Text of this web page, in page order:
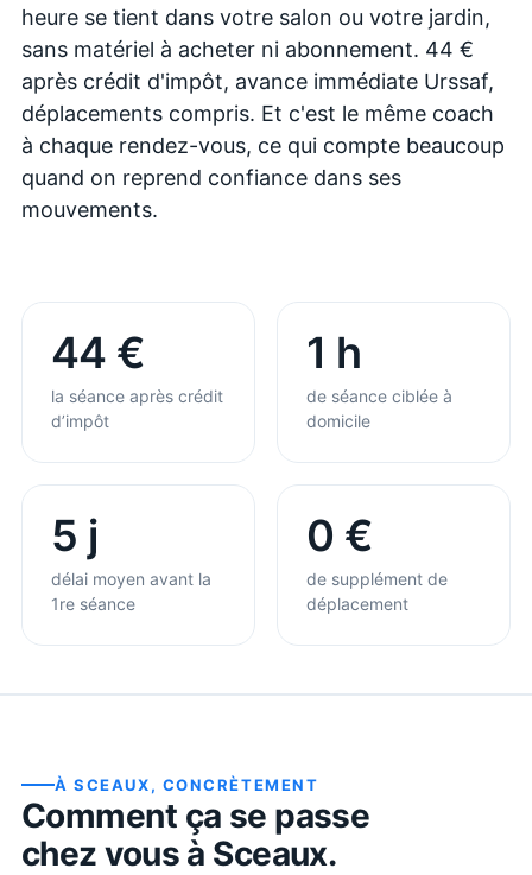
heure se tient dans votre salon ou votre jardin,
sans matériel à acheter ni abonnement. 44 €
après crédit d'impôt, avance immédiate Urssaf,
déplacements compris. Et c'est le même coach
à chaque rendez-vous, ce qui compte beaucoup
quand on reprend confiance dans ses
mouvements.
44 €
la séance après crédit
d’impôt
1 h
de séance ciblée à
domicile
5 j
délai moyen avant la
1re séance
0 €
de supplément de
déplacement
ÀSCEAUX, CONCRÈTEMENT
Comment ça se passe
chez vous à Sceaux.